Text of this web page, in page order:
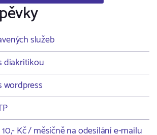
služeb
diakritikou
wordpress
Kč / měsíčně na odesílání e-mailu